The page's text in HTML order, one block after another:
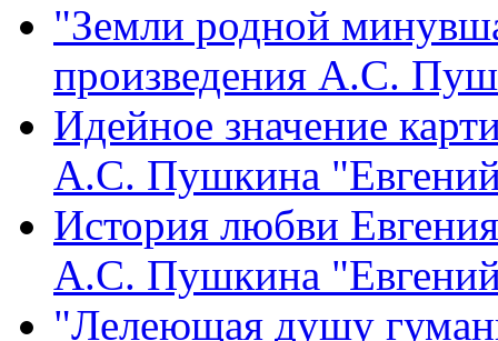
"Земли родной
произведения А.С.
Идейное значение
А.С. Пушкина
История любви
А.С. Пушкина
"Лелеющая душу